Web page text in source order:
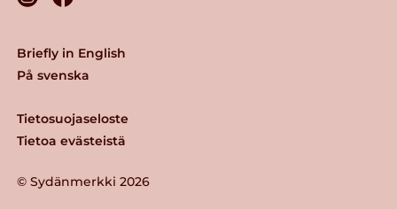
© Sydänmerkki 2026
Tietosuojaseloste
Tietoa evästeistä
Briefly in English
På svenska